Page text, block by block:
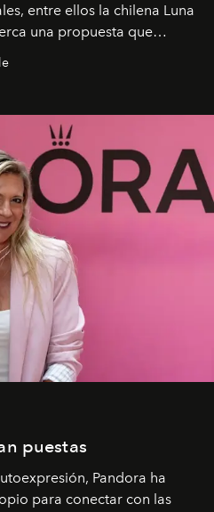
entre ellos la chilena Luna
una propuesta que
puestas
Pandora ha
para conectar con las